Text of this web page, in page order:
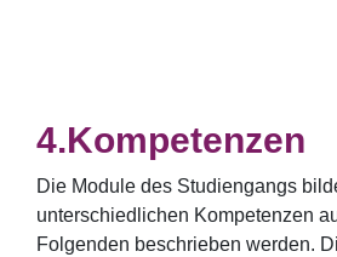
Kompetenzen
Die Module des Studiengangs
unterschiedlichen Kompetenzen
Folgenden beschrieben werden.